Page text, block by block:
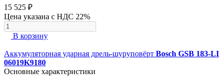
15 525 ₽
Цена указана с НДС 22%
В корзину
Аккумуляторная ударная дрель-шуруповёрт Bosch GSB 183-LI
06019K9180
Основные характеристики